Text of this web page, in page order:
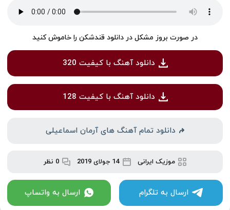
در صورت بروز مشکل در دانلود قندشکن را خاموش کنید
دانلود آهنگ با کیفیت 320
دانلود آهنگ با کیفیت 128
دانلود تمام آهنگ های آرمان اسماعیلی
موزیک ایرانی 14 جولای 2019 0 نظر
ارسال به تلگرام ارسال به واتساپ